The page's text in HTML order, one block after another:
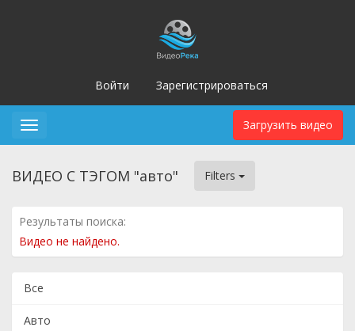
Войти Зарегистрироваться
Загрузить видео
Toggle
ВИДЕО С ТЭГОМ "авто" Filters
Результаты поиска:
Видео не найдено.
Все
Авто